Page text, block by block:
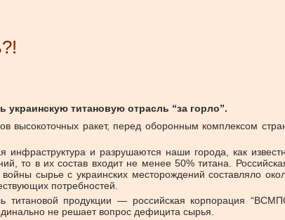
украинскую титановую отрасль “за горло”.
ракет, перед оборонным комплексом
инфраструктура и разрушаются наши города, как
то в их состав входит не менее 50% титана.
сырье с украинских месторождений составляло
потребностей.
титановой продукции — российская корпорация
не решает вопрос дефицита сырья.